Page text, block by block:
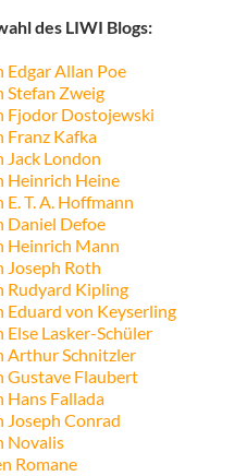
des LIWI Blogs:
Edgar Allan Poe
Stefan Zweig
Fjodor Dostojewski
Franz Kafka
Jack London
Heinrich Heine
T. A. Hoffmann
Daniel Defoe
Heinrich Mann
Joseph Roth
Rudyard Kipling
Eduard von Keyserling
Lasker-Schüler
Arthur Schnitzler
Gustave Flaubert
Hans Fallada
Joseph Conrad
Novalis
Romane